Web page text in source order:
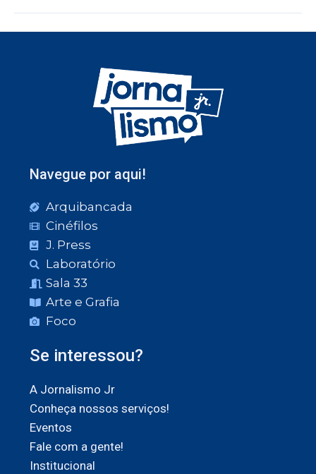
Navegue por aqui!
Arquibancada
Cinéfilos
J. Press
Laboratório
Sala 33
Arte e Grafia
Foco
Se interessou?
A Jornalismo Jr
Conheça nossos serviços!
Eventos
Fale com a gente!
Institucional